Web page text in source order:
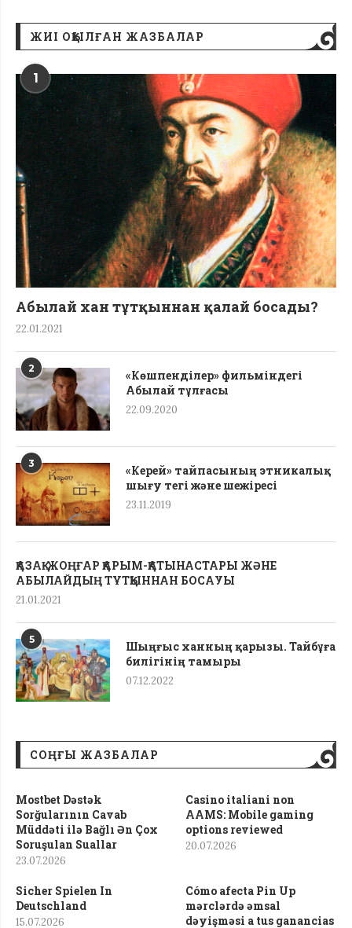
ЖИІ ОҚЫЛҒАН ЖАЗБАЛАР
1
Абылай хан тұтқыннан қалай босады?
22.01.2021
2
«Көшпенділер» фильміндегі
Абылай тұлғасы
22.09.2020
3
«Керей» тайпасының этникалық
шығу тегі жəне шежіресі
23.11.2019
ҚАЗАҚ-ЖОҢҒАР ҚАРЫМ-ҚАТЫНАСТАРЫ ЖӘНЕ
АБЫЛАЙДЫҢ ТҰТҚЫННАН БОСАУЫ
21.01.2021
5
Шыңғыс ханның қарызы. Тайбұға
билігінің тамыры
07.12.2022
СОҢҒЫ ЖАЗБАЛАР
Mostbet Dəstək
Sorğularının Cavab
Müddəti ilə Bağlı Ən Çox
Soruşulan Suallar
23.07.2026
Casino italiani non
AAMS: Mobile gaming
options reviewed
20.07.2026
Sicher Spielen In
Deutschland
15.07.2026
Cómo afecta Pin Up
mərclərdə əmsal
dəyişməsi a tus ganancias